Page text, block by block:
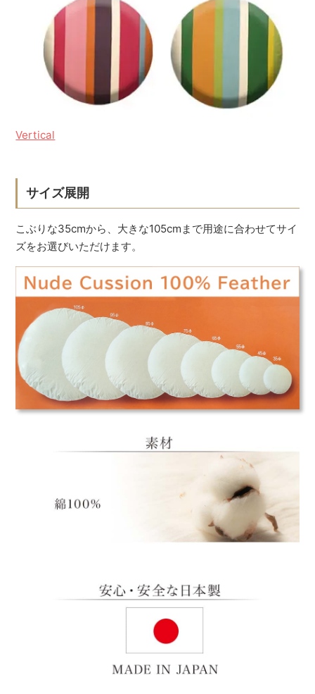
Vertical
サイズ展開
こぶりな35cmから、大きな105cmまで用途に合わせてサイ
ズをお選びいただけます。